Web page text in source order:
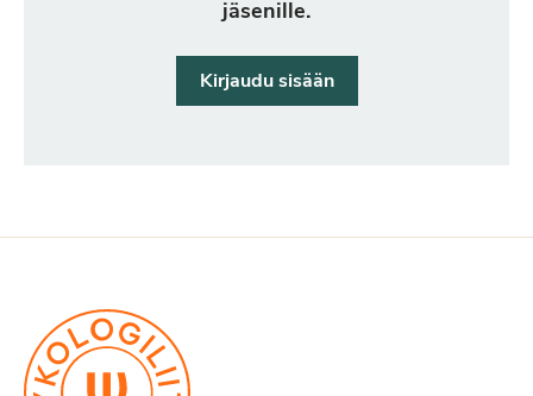
jäsenille.
Kirjaudu sisään